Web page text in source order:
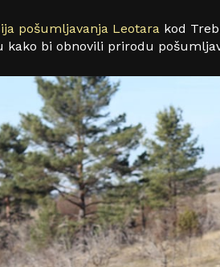
pošumljavanja Leotara kod
bi obnovili prirodu